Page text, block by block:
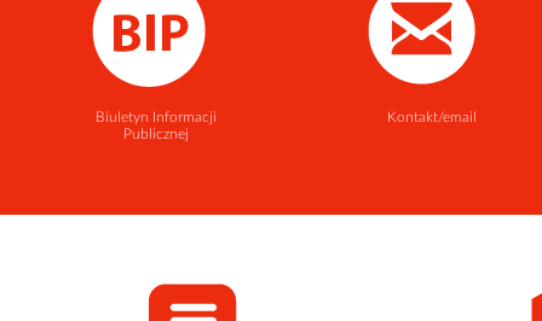
Biuletyn Informacji
Publicznej
Kontakt/email